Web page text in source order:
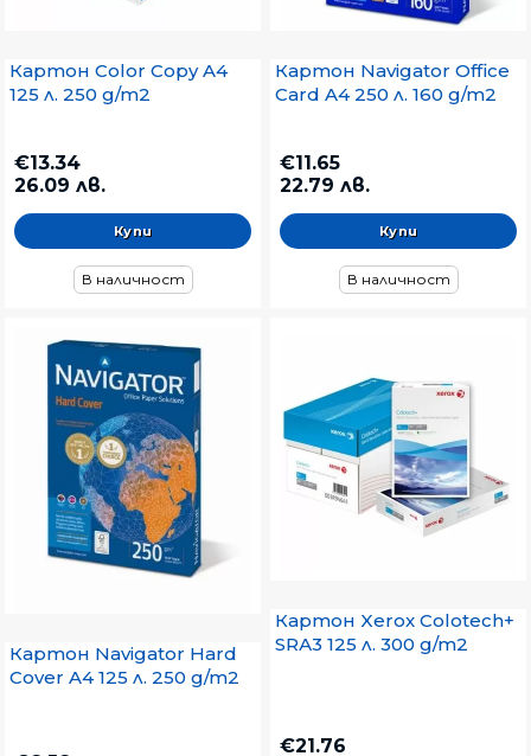
Картон Color Copy A4
125 л. 250 g/m2
€13.34
26.09 лв.
В наличност
Картон Navigator Office
Card A4 250 л. 160 g/m2
€11.65
22.79 лв.
В наличност
Картон Navigator Hard
Cover A4 125 л. 250 g/m2
Картон Xerox Colotech+
SRА3 125 л. 300 g/m2
€21.76